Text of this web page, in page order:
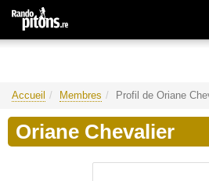
Accueil Membres Profil de Oriane
Oriane Chevalier